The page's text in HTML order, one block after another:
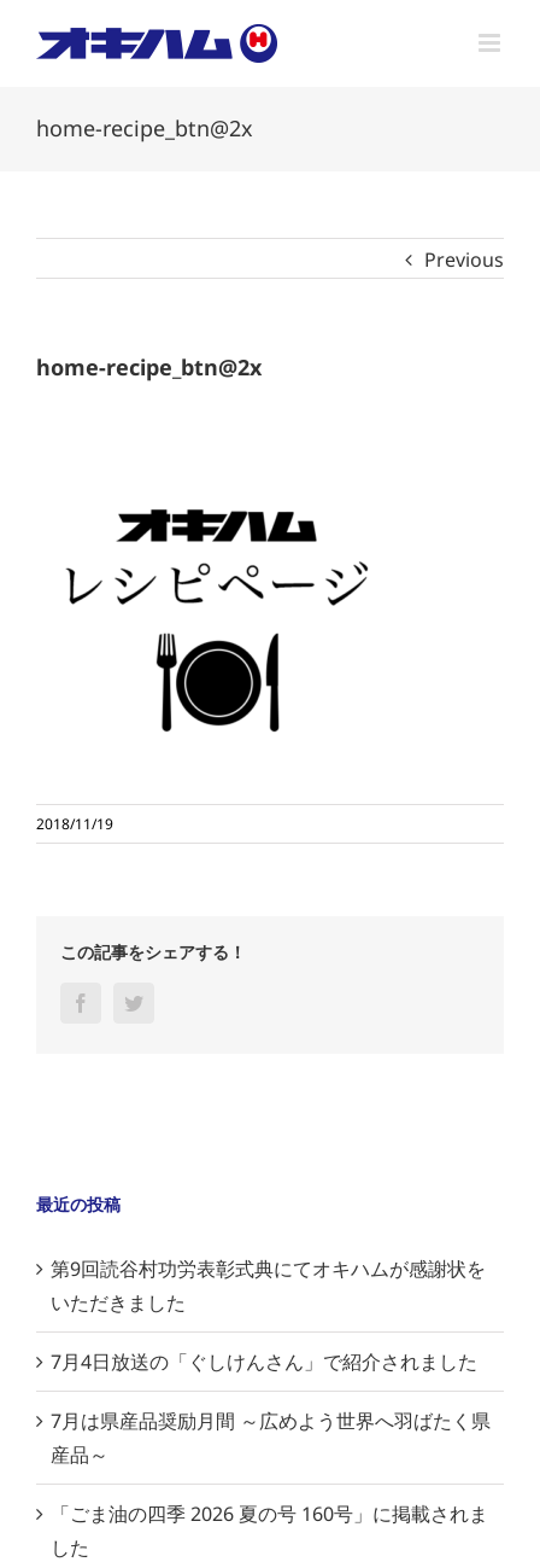
home-recipe_btn@2x
Previous
home-recipe_btn@2x
2018/11/19
この記事をシェアする！
Facebook
最近の投稿
第9回読谷村功労表彰式典にてオキハムが感謝状を
いただきました
7月4日放送の「ぐしけんさん」で紹介されました
7月は県産品奨励月間 ～広めよう世界へ羽ばたく県
産品～
「ごま油の四季 2026 夏の号 160号」に掲載されま
した